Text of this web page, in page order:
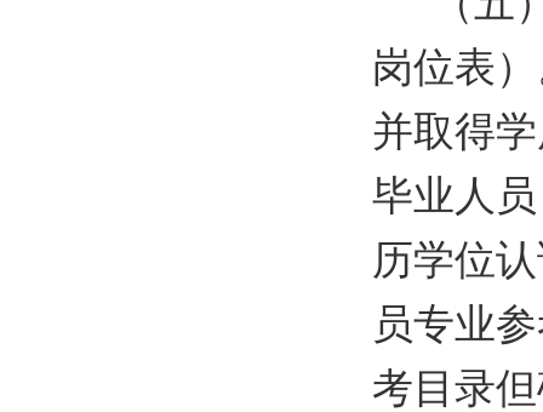
岗位表
并取得
毕业人
历学位
员专业
考目录